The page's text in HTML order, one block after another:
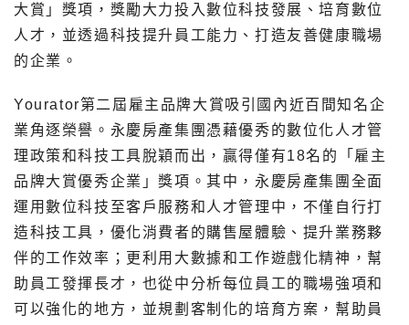
大賞」獎項，獎勵大力投入數位科技發展、培育數位
人才，並透過科技提升員工能力、打造友善健康職場
的企業。
Yourator第二屆雇主品牌大賞吸引國內近百間知名企
業角逐榮譽。永慶房產集團憑藉優秀的數位化人才管
理政策和科技工具脫穎而出，贏得僅有18名的「雇主
品牌大賞優秀企業」獎項。其中，永慶房產集團全面
運用數位科技至客戶服務和人才管理中，不僅自行打
造科技工具，優化消費者的購售屋體驗、提升業務夥
伴的工作效率；更利用大數據和工作遊戲化精神，幫
助員工發揮長才，也從中分析每位員工的職場強項和
可以強化的地方，並規劃客制化的培育方案，幫助員